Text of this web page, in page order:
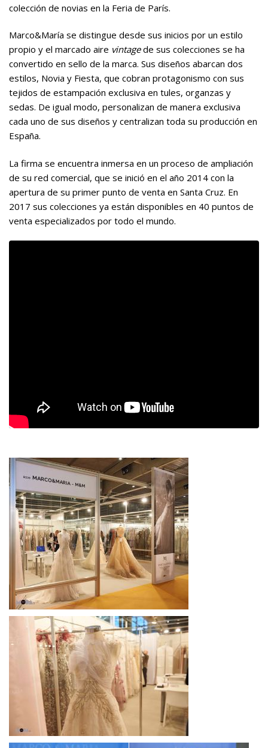
colección de novias en la Feria de París.
Marco&María se distingue desde sus inicios por un estilo
propio y el marcado aire vintagede sus colecciones se ha
convertido en sello de la marca. Sus diseños abarcan dos
estilos, Novia y Fiesta, que cobran protagonismo con sus
tejidos de estampación exclusiva en tules, organzas y
sedas. De igual modo, personalizan de manera exclusiva
cada uno de sus diseños y centralizan toda su producción en
España.
La firma se encuentra inmersa en un proceso de ampliación
de su red comercial, que se inició en el año 2014 con la
apertura de su primer punto de venta en Santa Cruz. En
2017 sus colecciones ya están disponibles en 40 puntos de
venta especializados por todo el mundo.